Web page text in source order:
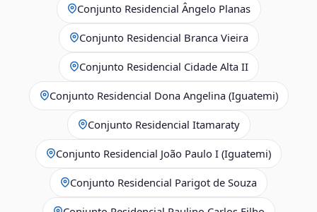
Conjunto Residencial Ângelo Planas
Conjunto Residencial Branca Vieira
Conjunto Residencial Cidade Alta II
Conjunto Residencial Dona Angelina (Iguatemi)
Conjunto Residencial Itamaraty
Conjunto Residencial João Paulo I (Iguatemi)
Conjunto Residencial Parigot de Souza